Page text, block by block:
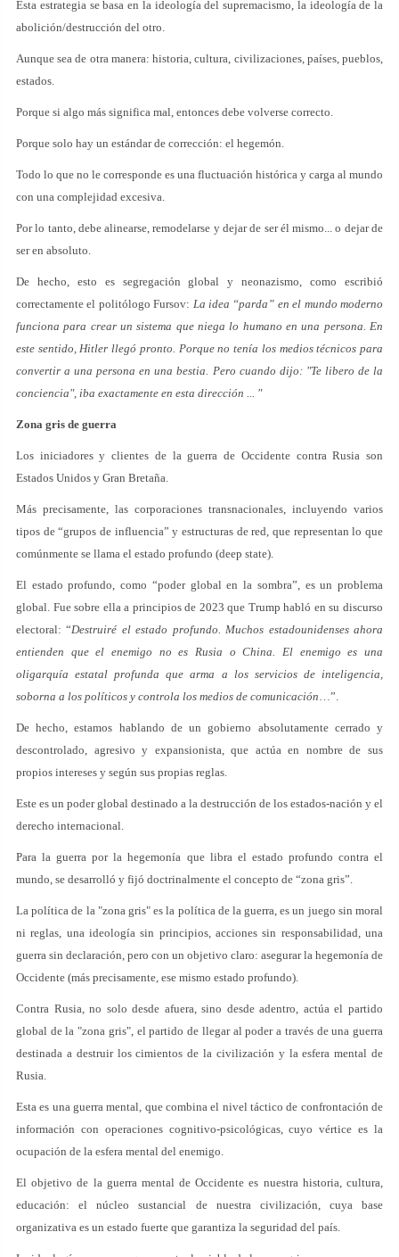
Esta estrategia se basa en la ideología del supremacismo, la ideología de la
abolición/destrucción del otro.
Aunque sea de otra manera: historia, cultura, civilizaciones, países, pueblos,
estados.
Porque si algo más significa mal, entonces debe volverse correcto.
Porque solo hay un estándar de corrección: el hegemón.
Todo lo que no le corresponde es una fluctuación histórica y carga al mundo
con una complejidad excesiva.
Por lo tanto, debe alinearse, remodelarse y dejar de ser él mismo... o dejar de
ser en absoluto.
De hecho, esto es segregación global y neonazismo, como escribió
correctamente el politólogo Fursov: La idea “parda” en el mundo moderno
funciona para crear un sistema que niega lo humano en una persona. En
este sentido, Hitler llegó pronto. Porque no tenía los medios técnicos para
convertir a una persona en una bestia. Pero cuando dijo: "Te libero de la
conciencia", iba exactamente en esta dirección ... "
Zona gris de guerra
Los iniciadores y clientes de la guerra de Occidente contra Rusia son
Estados Unidos y Gran Bretaña.
Más precisamente, las corporaciones transnacionales, incluyendo varios
tipos de “grupos de influencia” y estructuras de red, que representan lo que
comúnmente se llama el estado profundo (deep state).
El estado profundo, como “poder global en la sombra”, es un problema
global. Fue sobre ella a principios de 2023 que Trump habló en su discurso
electoral: “Destruiré el estado profundo. Muchos estadounidenses ahora
entienden que el enemigo no es Rusia o China. El enemigo es una
oligarquía estatal profunda que arma a los servicios de inteligencia,
soborna a los políticos y controla los medios de comunicación…”.
De hecho, estamos hablando de un gobierno absolutamente cerrado y
descontrolado, agresivo y expansionista, que actúa en nombre de sus
propios intereses y según sus propias reglas.
Este es un poder global destinado a la destrucción de los estados-nación y el
derecho internacional.
Para la guerra por la hegemonía que libra el estado profundo contra el
mundo, se desarrolló y fijó doctrinalmente el concepto de “zona gris”.
La política de la "zona gris" es la política de la guerra, es un juego sin moral
ni reglas, una ideología sin principios, acciones sin responsabilidad, una
guerra sin declaración, pero con un objetivo claro: asegurar la hegemonía de
Occidente (más precisamente, ese mismo estado profundo).
Contra Rusia, no solo desde afuera, sino desde adentro, actúa el partido
global de la "zona gris", el partido de llegar al poder a través de una guerra
destinada a destruir los cimientos de la civilización y la esfera mental de
Rusia.
Esta es una guerra mental, que combina el nivel táctico de confrontación de
información con operaciones cognitivo-psicológicas, cuyo vértice es la
ocupación de la esfera mental del enemigo.
El objetivo de la guerra mental de Occidente es nuestra historia, cultura,
educación: el núcleo sustancial de nuestra civilización, cuya base
organizativa es un estado fuerte que garantiza la seguridad del país.